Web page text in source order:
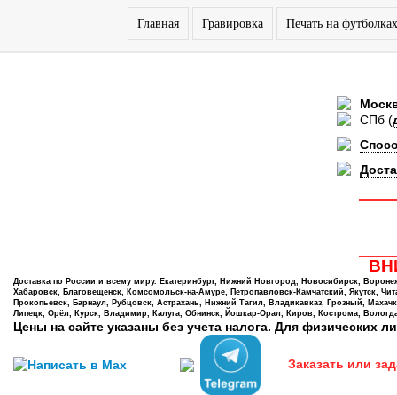
Главная Гравировка Печать на футболках
СПб (
Доставка по России и всему миру. Екатеринбург, Нижний Новгород, Новосибирск,
Хабаровск, Благовещенск, Комсомольск-на-Амуре, Петропавловск-Камчатский, Якутск,
Прокопьевск, Барнаул, Рубцовск, Астрахань, Нижний Тагил, Владикавказ, Грозный,
Липецк, Орёл, Курск, Владимир, Калуга, Обнинск, Йошкар-Орал, Киров, Кострома,
Цены на сайте указаны без учета налога. Для физических
Заказать или